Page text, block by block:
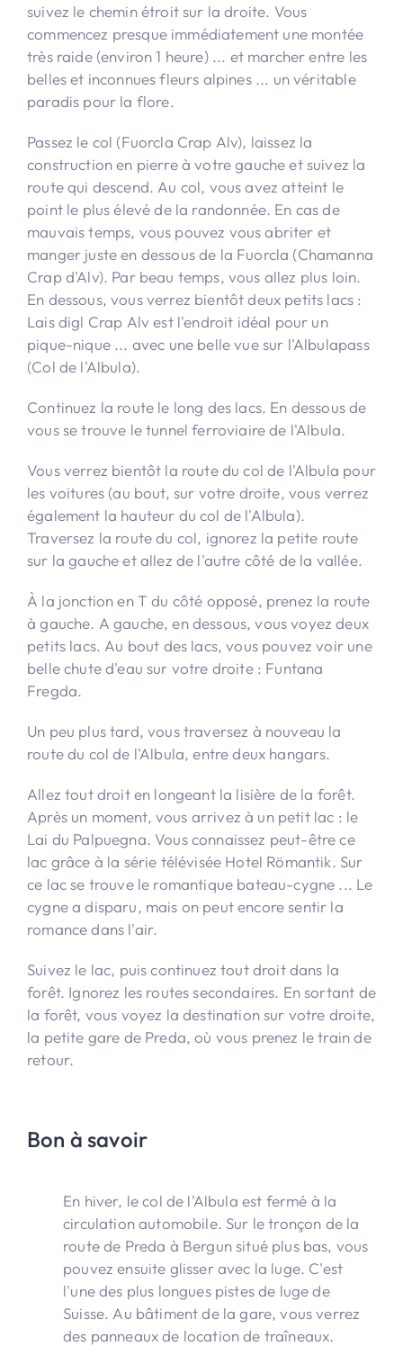
suivez le chemin étroit sur la droite. Vous
commencez presque immédiatement une montée
très raide (environ 1 heure) ... et marcher entre les
belles et inconnues fleurs alpines ... un véritable
paradis pour la flore.
Passez le col (Fuorcla Crap Alv), laissez la
construction en pierre à votre gauche et suivez la
route qui descend. Au col, vous avez atteint le
point le plus élevé de la randonnée. En cas de
mauvais temps, vous pouvez vous abriter et
manger juste en dessous de la Fuorcla (Chamanna
Crap d'Alv). Par beau temps, vous allez plus loin.
En dessous, vous verrez bientôt deux petits lacs :
Lais digl Crap Alv est l'endroit idéal pour un
pique-nique ... avec une belle vue sur l'Albulapass
(Col de l'Albula).
Continuez la route le long des lacs. En dessous de
vous se trouve le tunnel ferroviaire de l'Albula.
Vous verrez bientôt la route du col de l'Albula pour
les voitures (au bout, sur votre droite, vous verrez
également la hauteur du col de l'Albula).
Traversez la route du col, ignorez la petite route
sur la gauche et allez de l'autre côté de la vallée.
À la jonction en T du côté opposé, prenez la route
à gauche. A gauche, en dessous, vous voyez deux
petits lacs. Au bout des lacs, vous pouvez voir une
belle chute d'eau sur votre droite : Funtana
Fregda.
Un peu plus tard, vous traversez à nouveau la
route du col de l'Albula, entre deux hangars.
Allez tout droit en longeant la lisière de la forêt.
Après un moment, vous arrivez à un petit lac : le
Lai du Palpuegna. Vous connaissez peut-être ce
lac grâce à la série télévisée Hotel Römantik. Sur
ce lac se trouve le romantique bateau-cygne ... Le
cygne a disparu, mais on peut encore sentir la
romance dans l'air.
Suivez le lac, puis continuez tout droit dans la
forêt. Ignorez les routes secondaires. En sortant de
la forêt, vous voyez la destination sur votre droite,
la petite gare de Preda, où vous prenez le train de
retour.
Bon à savoir
En hiver, le col de l'Albula est fermé à la
circulation automobile. Sur le tronçon de la
route de Preda à Bergun situé plus bas, vous
pouvez ensuite glisser avec la luge. C'est
l'une des plus longues pistes de luge de
Suisse. Au bâtiment de la gare, vous verrez
des panneaux de location de traîneaux.